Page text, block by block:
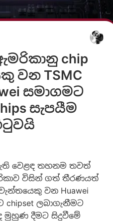
chip
වන TSMC
සමාගමට
සැපයීම
ඇති වෙළඳ තහනම තවත්
විසින් ගත් තීරණයත්
වන Huawei
ලබාගැනීමට
මුහුණ දීමට සිදුවීමේ